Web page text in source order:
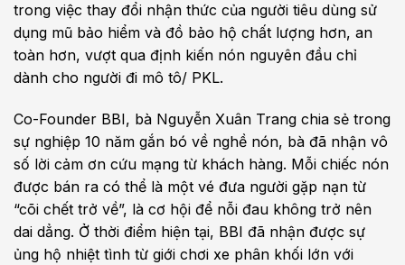
trong việc thay đổi nhận thức của người tiêu dùng sử
dụng mũ bảo hiểm và đồ bảo hộ chất lượng hơn, an
toàn hơn, vượt qua định kiến nón nguyên đầu chỉ
dành cho người đi mô tô/ PKL.
Co-Founder BBI, bà Nguyễn Xuân Trang chia sẻ trong
sự nghiệp 10 năm gắn bó về nghề nón, bà đã nhận vô
số lời cảm ơn cứu mạng từ khách hàng. Mỗi chiếc nón
được bán ra có thể là một vé đưa người gặp nạn từ
“cõi chết trở về”, là cơ hội để nỗi đau không trở nên
dai dẳng. Ở thời điểm hiện tại, BBI đã nhận được sự
ủng hộ nhiệt tình từ giới chơi xe phân khối lớn với